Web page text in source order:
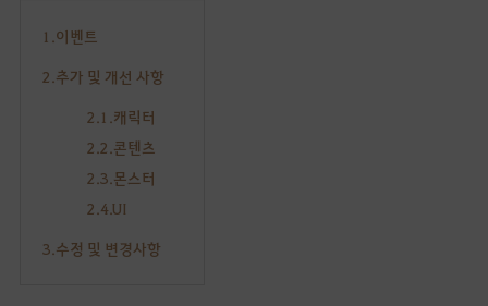
1.이벤트
2.추가 및 개선 사항
2.1.캐릭터
2.2.콘텐츠
2.3.몬스터
2.4.UI
3.수정 및 변경사항